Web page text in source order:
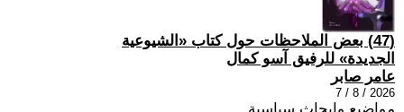
(47) بعض الملاحظات حول كتاب «الشيوعية
الجديدة» للرفيق آسو كمال
عامر صابر
2026 / 8 / 7